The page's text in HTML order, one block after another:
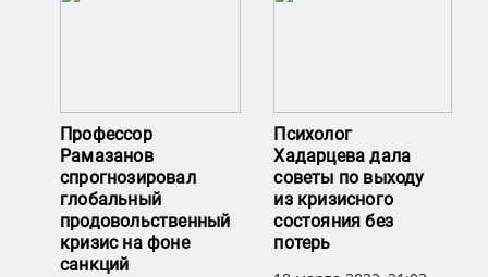
Профессор
Рамазанов
спрогнозировал
глобальный
продовольственный
кризис на фоне
санкций
Психолог
Хадарцева дала
советы по выходу
из кризисного
состояния без
потерь